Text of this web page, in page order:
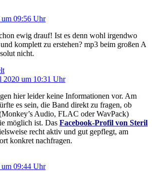
09:56 Uhr
ewig drauf! Ist es denn wohl irgendwo
komplett zu erstehen? mp3 beim großen A
nicht.
2020 um 10:31 Uhr
hier leider keine Informationen vor. Am
es sein, die Band direkt zu fragen, ob
Audio, FLAC oder WavPack)
möglich ist. Das Facebook-Profil von Steril
recht aktiv und gut gepflegt, am
konkret nachfragen.
09:44 Uhr